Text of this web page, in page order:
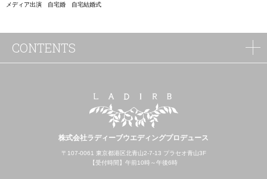
メディア出演 自宅婚 自宅結婚式
株式会社ラディーブウエディングプロデュース
〒107-0061 東京都港区北青山2-7-13 プラセオ青山3F
【受付時間】午前10時～午後6時
CONTENTS